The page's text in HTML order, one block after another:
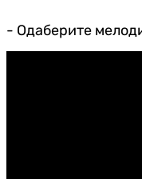
- Одаберите